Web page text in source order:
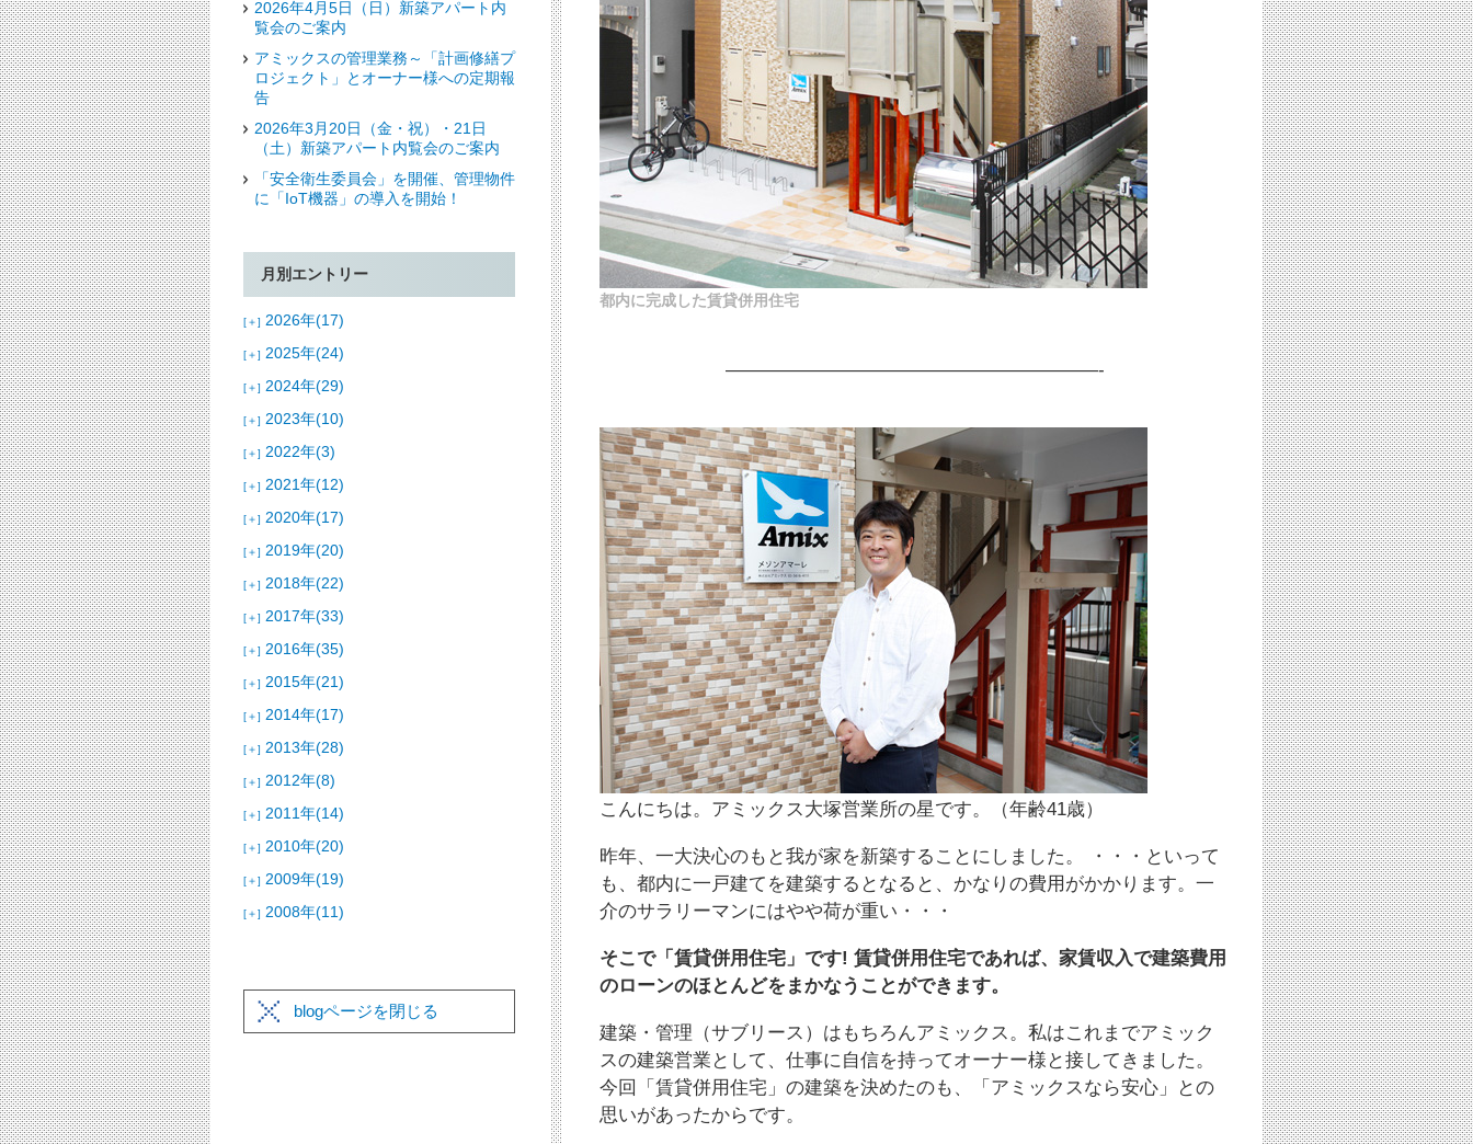
都内に完成した賃貸併用住宅
————————————————————-
こんにちは。アミックス大塚営業所の星です。（年齢41歳）
昨年、一大決心のもと我が家を新築することにしました。 ・・・といって
も、都内に一戸建てを建築するとなると、かなりの費用がかかります。一
介のサラリーマンにはやや荷が重い・・・
そこで「賃貸併用住宅」です! 賃貸併用住宅であれば、家賃収入で建築費用
のローンのほとんどをまかなうことができます。
建築・管理（サブリース）はもちろんアミックス。私はこれまでアミック
スの建築営業として、仕事に自信を持ってオーナー様と接してきました。
今回「賃貸併用住宅」の建築を決めたのも、「アミックスなら安心」との
思いがあったからです。
2026年4月5日（日）新築アパート内
覧会のご案内
アミックスの管理業務～「計画修繕プ
ロジェクト」とオーナー様への定期報
告
2026年3月20日（金・祝）・21日
（土）新築アパート内覧会のご案内
「安全衛生委員会」を開催、管理物件
に「IoT機器」の導入を開始！
月別エントリー
[＋] 2026年(17)
[＋] 2025年(24)
[＋] 2024年(29)
[＋] 2023年(10)
[＋] 2022年(3)
[＋] 2021年(12)
[＋] 2020年(17)
[＋] 2019年(20)
[＋] 2018年(22)
[＋] 2017年(33)
[＋] 2016年(35)
[＋] 2015年(21)
[＋] 2014年(17)
[＋] 2013年(28)
[＋] 2012年(8)
[＋] 2011年(14)
[＋] 2010年(20)
[＋] 2009年(19)
[＋] 2008年(11)
blogページを閉じる